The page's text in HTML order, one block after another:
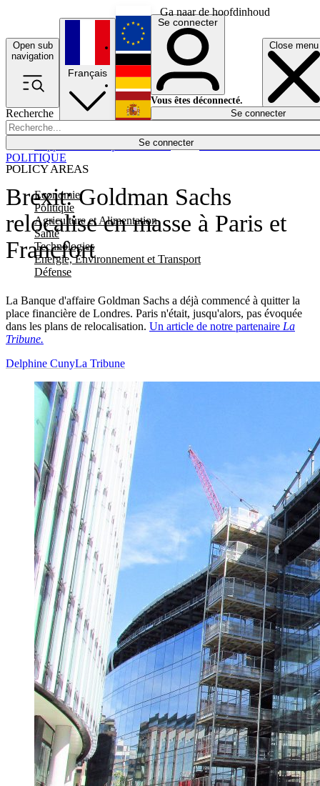
Ga naar de hoofdinhoud
Open sub
navigation
Close menu
Recherche
Se connecter
POLICY AREAS
Economie
Politique
Agriculture et Alimentation
Santé
Technologies
Energie, Environnement et Transport
Défense
Économie
Français
English
Deutsch
Español
Se connecter
Vous êtes déconnecté.
Se connecter
Brexit: Goldman Sachs
relocalise en masse à Paris et
Francfort
La Banque d'affaire Goldman Sachs a déjà commencé à quitter la
place financière de Londres. Paris n'était, jusqu'alors, pas évoquée
dans les plans de relocalisation. Un article de notre partenaire La
Tribune.
POLITIQUE
Delphine CunyLa Tribune